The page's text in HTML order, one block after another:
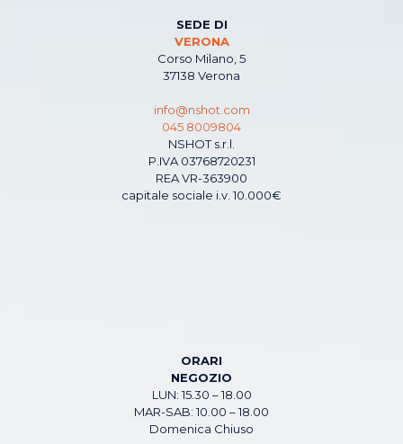
SEDE DI
VERONA
Corso Milano, 5
37138 Verona
info@nshot.com
045 8009804
NSHOT s.r.l.
P.IVA 03768720231
REA VR-363900
capitale sociale i.v. 10.000€
ORARI
NEGOZIO
LUN: 15.30 – 18.00
MAR-SAB: 10.00 – 18.00
Domenica Chiuso